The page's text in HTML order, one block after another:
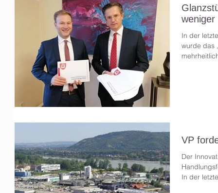
weniger
In der
wurde das
VP
Der
In der